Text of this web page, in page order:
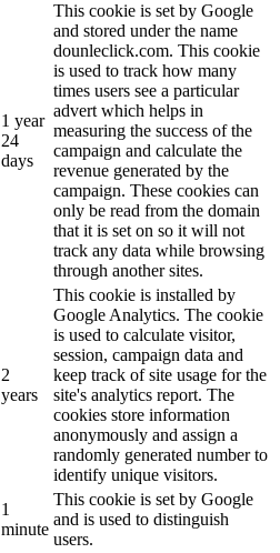
1 year
24
days
This cookie is set by Google
and stored under the name
dounleclick.com. This cookie
is used to track how many
times users see a particular
advert which helps in
measuring the success of the
campaign and calculate the
revenue generated by the
campaign. These cookies can
only be read from the domain
that it is set on so it will not
track any data while browsing
through another sites.
2
years
This cookie is installed by
Google Analytics. The cookie
is used to calculate visitor,
session, campaign data and
keep track of site usage for the
site's analytics report. The
cookies store information
anonymously and assign a
randomly generated number to
identify unique visitors.
1
minute
This cookie is set by Google
and is used to distinguish
users.